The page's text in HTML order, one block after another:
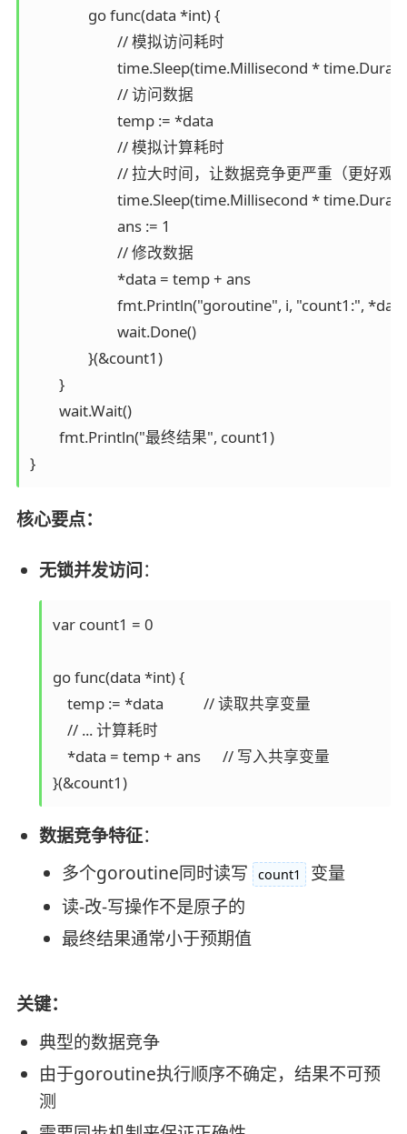
}
核心要点：
无锁并发访问：
var count1 = 0
go func(data *int) {
    temp := *data           // 读取共享变量
    // ... 计算耗时
    *data = temp + ans      // 写入共享变量
}(&count1)
数据竞争特征：
多个goroutine同时读写
count1
变量
读-改-写操作不是原子的
最终结果通常小于预期值
关键：
典型的数据竞争
由于goroutine执行顺序不确定，结果不可预
测